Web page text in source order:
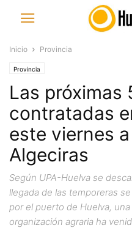
Inicio Provincia
Provincia
Las próximas
contratadas
este viernes
Algeciras
Según UPA-Huelva se
llegada de las temporeras
por el puerto de Huelva,
organización agraria ha